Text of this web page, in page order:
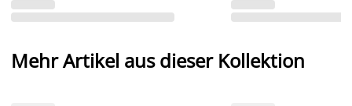
Mehr Artikel aus dieser Kollektion